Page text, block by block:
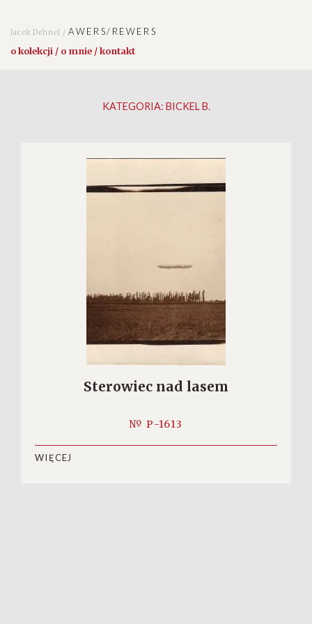
Jacek Dehnel /AWERS/REWERS
o kolekcji / o mnie / kontakt
KATEGORIA: BICKEL B.
Sterowiec nad lasem
№ P-1613
WIĘCEJ